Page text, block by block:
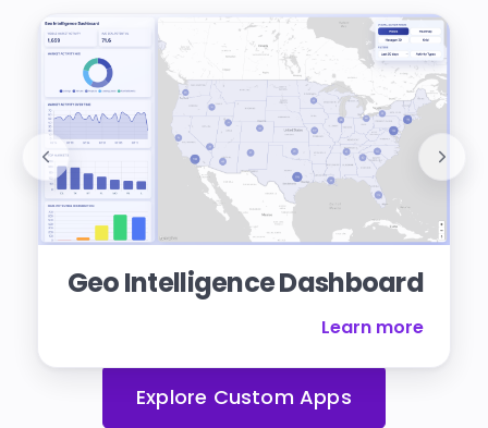
Geo Intelligence Dashboard
Learn more
Explore Custom Apps